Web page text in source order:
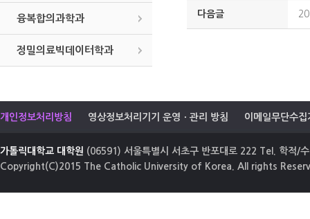
융복합의과학과
정밀의료빅데이터학과
다음글
개인정보처리방침 영상정보처리기기 운영ㆍ관리 방침 이메일무단수집
가톨릭대학교 대학원 (06591) 서울특별시 서초구 반포대로 222 Tel. 학적/
Copyright(C)2015 The Catholic University of Korea. All rights